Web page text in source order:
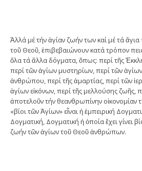
Ἀλλά μέ τήν ἁγίαν ζωήν των καί μέ τά
τοῦ Θεοῦ, ἐπιβεβαιώνουν κατά τρόπον
ὅλα τά ἄλλα δόγματα, ὅπως: περί τῆς
περί τῶν ἁγίων μυστηρίων, περί τῶν
ἀνθρώπου, περί τῆς ἁμαρτίας, περί τῶν
ἁγίων εἰκόνων, περί τῆς μελλούσης
ἀποτελοῦν τήν θεανθρωπίνην οἰκονομίαν
«βίοι τῶν Ἁγίων» εἶναι ἡ ἐμπειρική
Δογματική, Δογματική ἡ ὁποία ἔχει γίνει
ζωήν τῶν ἁγίων τοῦ Θεοῦ ἀνθρώπων.